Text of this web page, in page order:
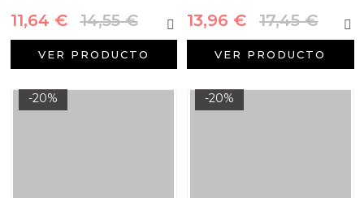
11,64 € 14,55 €
VER PRODUCTO
13,96 € 17,45 €
VER PRODUCTO
-20% -20%